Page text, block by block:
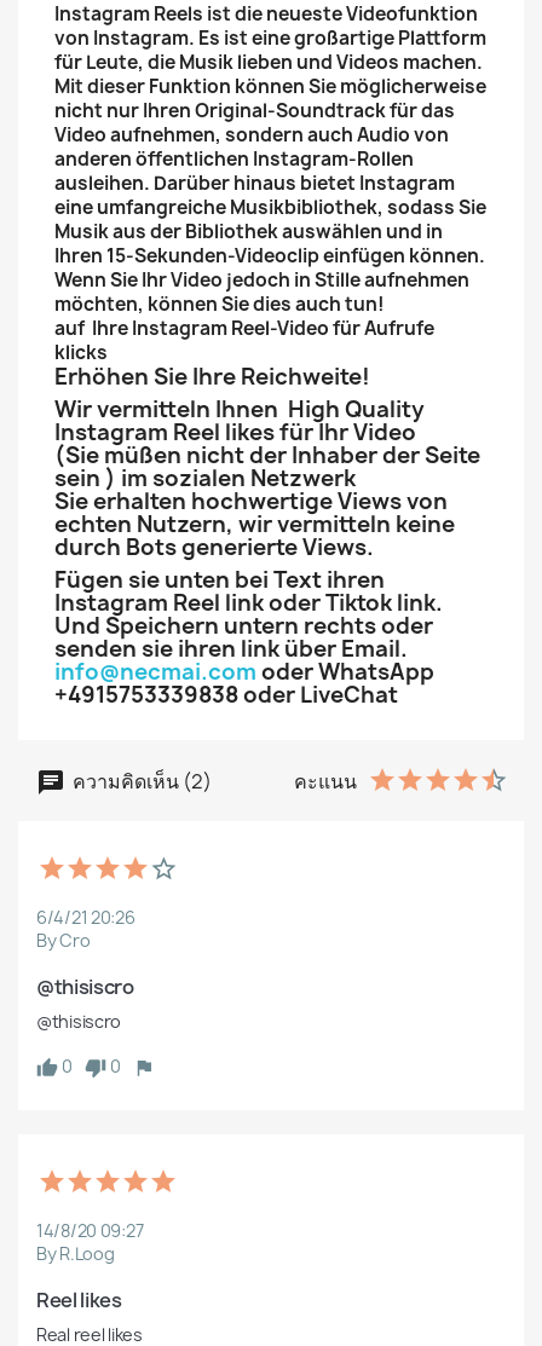
Instagram Reels ist die neueste Videofunktion
von Instagram. Es ist eine großartige Plattform
für Leute, die Musik lieben und Videos machen.
Mit dieser Funktion können Sie möglicherweise
nicht nur Ihren Original-Soundtrack für das
Video aufnehmen, sondern auch Audio von
anderen öffentlichen Instagram-Rollen
ausleihen. Darüber hinaus bietet Instagram
eine umfangreiche Musikbibliothek, sodass Sie
Musik aus der Bibliothek auswählen und in
Ihren 15-Sekunden-Videoclip einfügen können.
Wenn Sie Ihr Video jedoch in Stille aufnehmen
möchten, können Sie dies auch tun!
auf Ihre Instagram Reel-Video für Aufrufe
klicks
Erhöhen Sie Ihre Reichweite!
Wir vermitteln Ihnen High Quality
Instagram Reel likes für Ihr Video
(Sie müßen nicht der Inhaber der Seite
sein ) im sozialen Netzwerk
Sie erhalten hochwertige Views von
echten Nutzern, wir vermitteln keine
durch Bots generierte Views.
Fügen sie unten bei Text ihren
Instagram Reel link oder Tiktok link.
Und Speichern untern rechts oder
senden sie ihren link über Email.
info@necmai.com oder WhatsApp
+4915753339838 oder LiveChat
ความคิดเห็น (2) คะแนน
6/4/21 20:26
By Cro
@thisiscro
@thisiscro
0
0
14/8/20 09:27
By R.Loog
Reel likes
Real reel likes